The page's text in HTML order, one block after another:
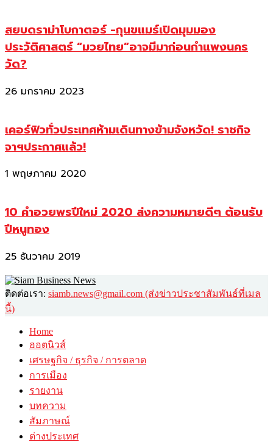
สยบดราม่าโบกาตอร์ -กุนขแมร์เปิดมุมมอง
ประวัติศาสตร์ “มวยไทย”อาจมีมาก่อนกำแพงนคร
วัด?
26 มกราคม 2023
เคอร์ฟิวทั่วประเทศห้ามเดินทางข้ามจังหวัด! ราชกิจ
จาฯประกาศแล้ว!
1 พฤษภาคม 2020
10 คำอวยพรปีใหม่ 2020 ส่งความหมายดีๆ ต้อนรับ
ปีหนูทอง
25 ธันวาคม 2019
ติดต่อเรา: siamb.news@gmail.com (ส่งข่าวประชาสัมพันธ์ที่เมล
นี้)
Home
ฮอตนิวส์
เศรษฐกิจ / ธุรกิจ / การตลาด
การเมือง
รายงาน
บทความ
สัมภาษณ์
ต่างประเทศ